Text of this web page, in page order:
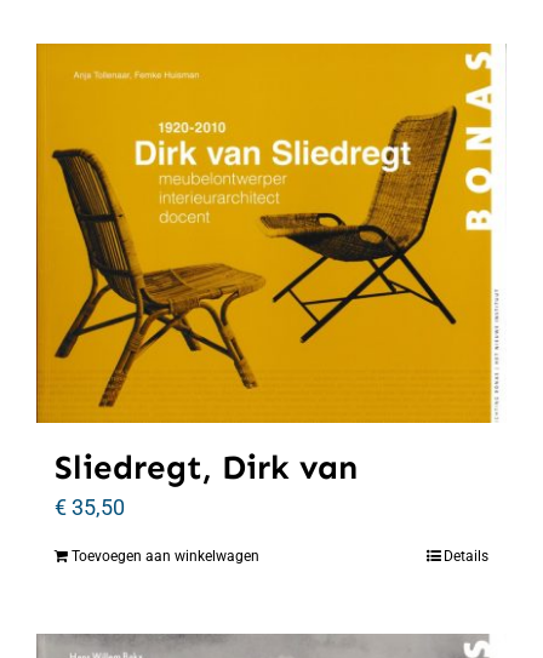
Sliedregt, Dirk van
€35,50
Toevoegen aan winkelwagen Details